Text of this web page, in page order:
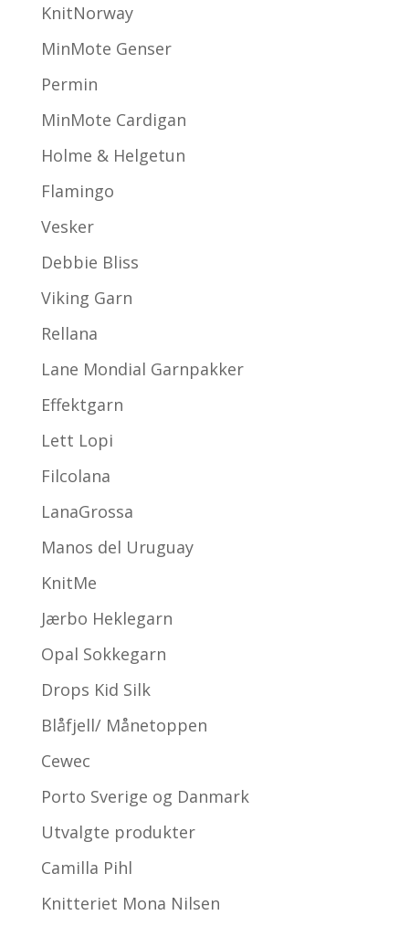
KnitNorway
MinMote Genser
Permin
MinMote Cardigan
Holme & Helgetun
Flamingo
Vesker
Debbie Bliss
Viking Garn
Rellana
Lane Mondial Garnpakker
Effektgarn
Lett Lopi
Filcolana
LanaGrossa
Manos del Uruguay
KnitMe
Jærbo Heklegarn
Opal Sokkegarn
Drops Kid Silk
Blåfjell/ Månetoppen
Cewec
Porto Sverige og Danmark
Utvalgte produkter
Camilla Pihl
Knitteriet Mona Nilsen